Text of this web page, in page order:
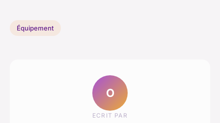
Équipement
O
ECRIT PAR